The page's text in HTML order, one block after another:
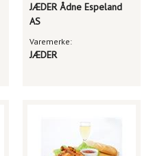
JÆDER Ådne Espeland
AS
Varemerke:
JÆDER